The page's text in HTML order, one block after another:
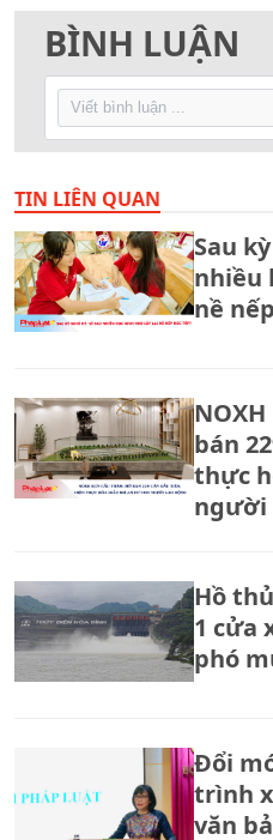
BÌNH LUẬN
TIN LIÊN QUAN
Sau
nhiều
nề
bán
thực
người
Hồ
1 cửa
phó
Đổi
trình
văn